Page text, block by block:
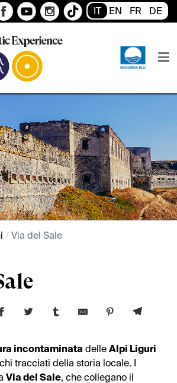
IT EN FR DE
Via del Sale
incontaminata delle Alpi Liguri
tracciati della storia locale. I
Via del Sale, che collegano il